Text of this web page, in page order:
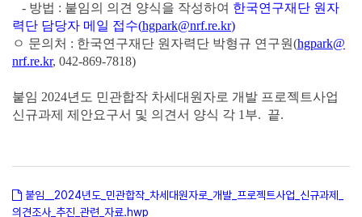
- 방법 : 붙임의 의견 양식을 작성하여 한국연구재단 원자
력단 담당자 메일 접수(hgpark@nrf.re.kr)
ㅇ 문의처 : 한국연구재단 원자력단 박형규 연구원(hgpark@
nrf.re.kr, 042-869-7818)
붙임 2024년도 민관합작 차세대원자로 개발 프로젝트사업
신규과제 제안요구서 및 의견서 양식 각 1부. 끝.
붙임__2024년도_민관합작_차세대원자로_개발_프로젝트사업_신규과제_
의견조사_추진_관련_자료.hwp